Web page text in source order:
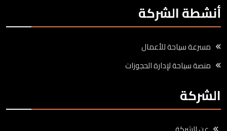
أنشطة الشركة
مسرعة سياحة للأعمال
منصة سياحة لإدارة الحجوزات
الشركة